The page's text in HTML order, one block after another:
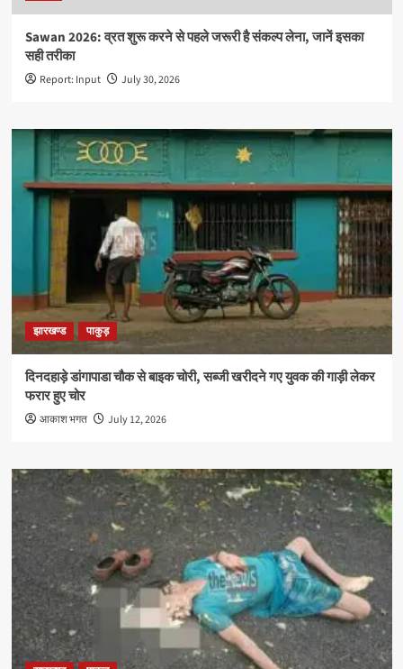
Sawan 2026: व्रत शुरू करने से पहले जरूरी है संकल्प लेना, जानें इसका
सही तरीका
Report: Input July 30, 2026
झारखण्ड पाकुड़
दिनदहाड़े डांगापाडा चौक से बाइक चोरी, सब्जी खरीदने गए युवक की गाड़ी लेकर
फरार हुए चोर
आकाश भगत July 12, 2026